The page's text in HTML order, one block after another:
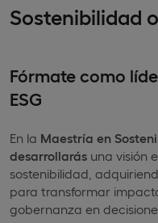
Sostenibilidad
Fórmate como
ESG
En la Maestría en
desarrollarás una visión
sostenibilidad,
para transformar
gobernanza en